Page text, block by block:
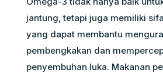
jantung, tetapi juga memiliki
yang dapat membantu
pembengkakan dan
penyembuhan luka. Makanan